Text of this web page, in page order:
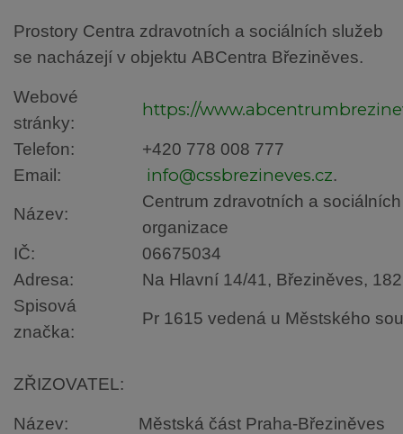
Prostory Centra zdravotních a sociálních služeb
se nacházejí v objektu ABCentra Březiněves.
Webové
stránky:
https://
Telefon:
+420 778 008 777
Email:
info@cssbrezineves.cz.
Název:
Centrum zdravotních a
organizace
IČ:
06675034
Adresa:
Na Hlavní 14/41, Březiněves,
Spisová
značka:
Pr 1615 vedená u Městského
ZŘIZOVATEL:
Název:
Městská část Praha-Březiněves